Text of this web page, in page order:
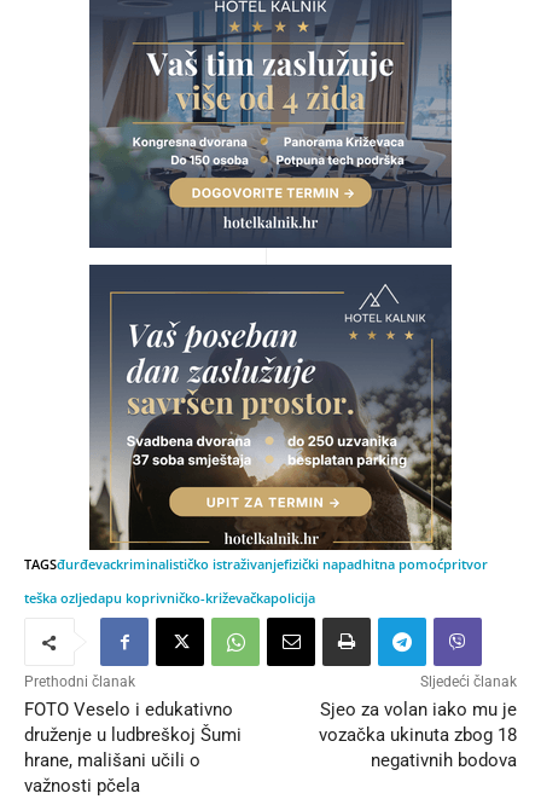
TAGSđurđevackriminalističko istraživanjefizički napadhitna pomoćpritvor
teška ozljedapu koprivničko-križevačkapolicija
Prethodni članak
FOTO Veselo i edukativno
druženje u ludbreškoj Šumi
hrane, mališani učili o
važnosti pčela
Sljedeći članak
Sjeo za volan iako mu je
vozačka ukinuta zbog 18
negativnih bodova